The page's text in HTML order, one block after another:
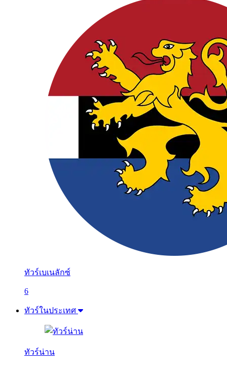
ทัวร์เบเนลักซ์
6
ทัวร์ในประเทศ
ทัวร์น่าน